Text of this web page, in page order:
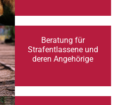
Beratung für
Strafentlassene und
deren Angehörige